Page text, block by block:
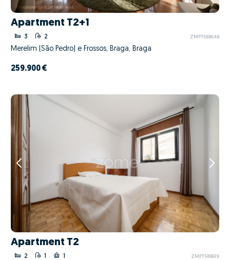
Apartment T2+1
3 2 ZMPT588648
Merelim (São Pedro) e Frossos, Braga, Braga
259.900 €
Apartment T2
2 1 1 ZMPT588619